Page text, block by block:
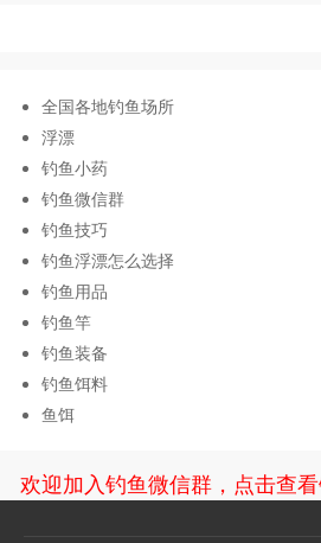
全国各地钓鱼场所
浮漂
钓鱼小药
钓鱼微信群
钓鱼技巧
钓鱼浮漂怎么选择
钓鱼用品
钓鱼竿
钓鱼装备
钓鱼饵料
鱼饵
欢迎加入钓鱼微信群，点击查